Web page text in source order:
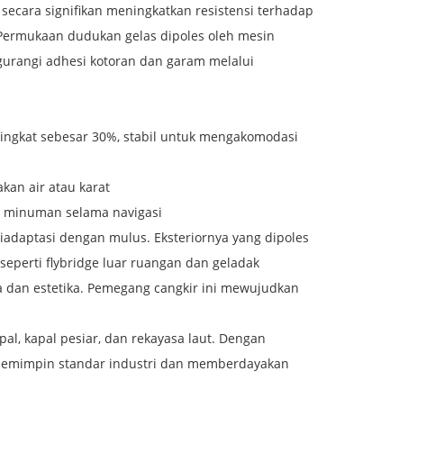
signifikan meningkatkan resistensi terhadap
dudukan gelas dipoles oleh mesin
adhesi kotoran dan garam melalui
sebesar 30%, stabil untuk mengakomodasi
air atau karat
selama navigasi
dengan mulus. Eksteriornya yang dipoles
flybridge luar ruangan dan geladak
estetika. Pemegang cangkir ini mewujudkan
kapal pesiar, dan rekayasa laut. Dengan
standar industri dan memberdayakan